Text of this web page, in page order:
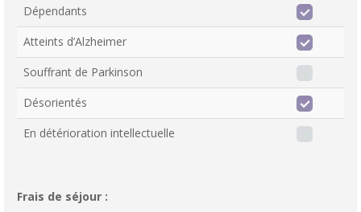
Dépendants
Atteints d’Alzheimer
Souffrant de Parkinson
Désorientés
En détérioration intellectuelle
Frais de séjour :